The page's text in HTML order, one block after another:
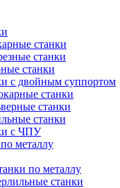
станки
станки
станки
с двойным суппортом
станки
станки
станки
с ЧПУ
металлу
по металлу
станки